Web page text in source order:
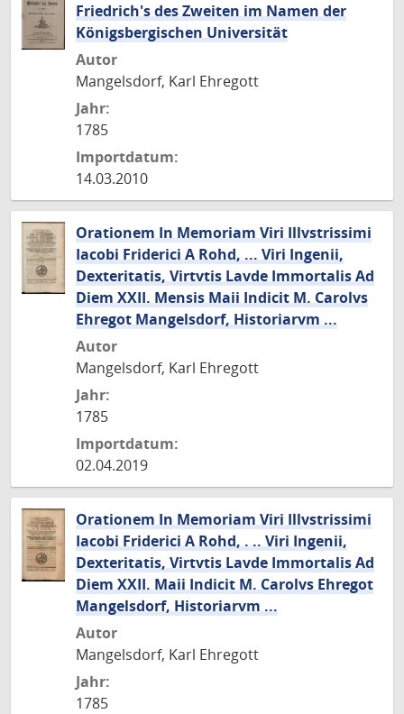
Friedrich's des Zweiten im Namen der
Königsbergischen Universität
Autor
Mangelsdorf, Karl Ehregott
Jahr:
1785
Importdatum:
14.03.2010
Orationem In Memoriam Viri Illvstrissimi
Iacobi Friderici A Rohd, ... Viri Ingenii,
Dexteritatis, Virtvtis Lavde Immortalis Ad
Diem XXII. Mensis Maii Indicit M. Carolvs
Ehregot Mangelsdorf, Historiarvm ...
Autor
Mangelsdorf, Karl Ehregott
Jahr:
1785
Importdatum:
02.04.2019
Orationem In Memoriam Viri Illvstrissimi
Iacobi Friderici A Rohd, . .. Viri Ingenii,
Dexteritatis, Virtvtis Lavde Immortalis Ad
Diem XXII. Maii Indicit M. Carolvs Ehregot
Mangelsdorf, Historiarvm ...
Autor
Mangelsdorf, Karl Ehregott
Jahr:
1785